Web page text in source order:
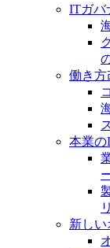
ITガバ
働き方
本業
新し